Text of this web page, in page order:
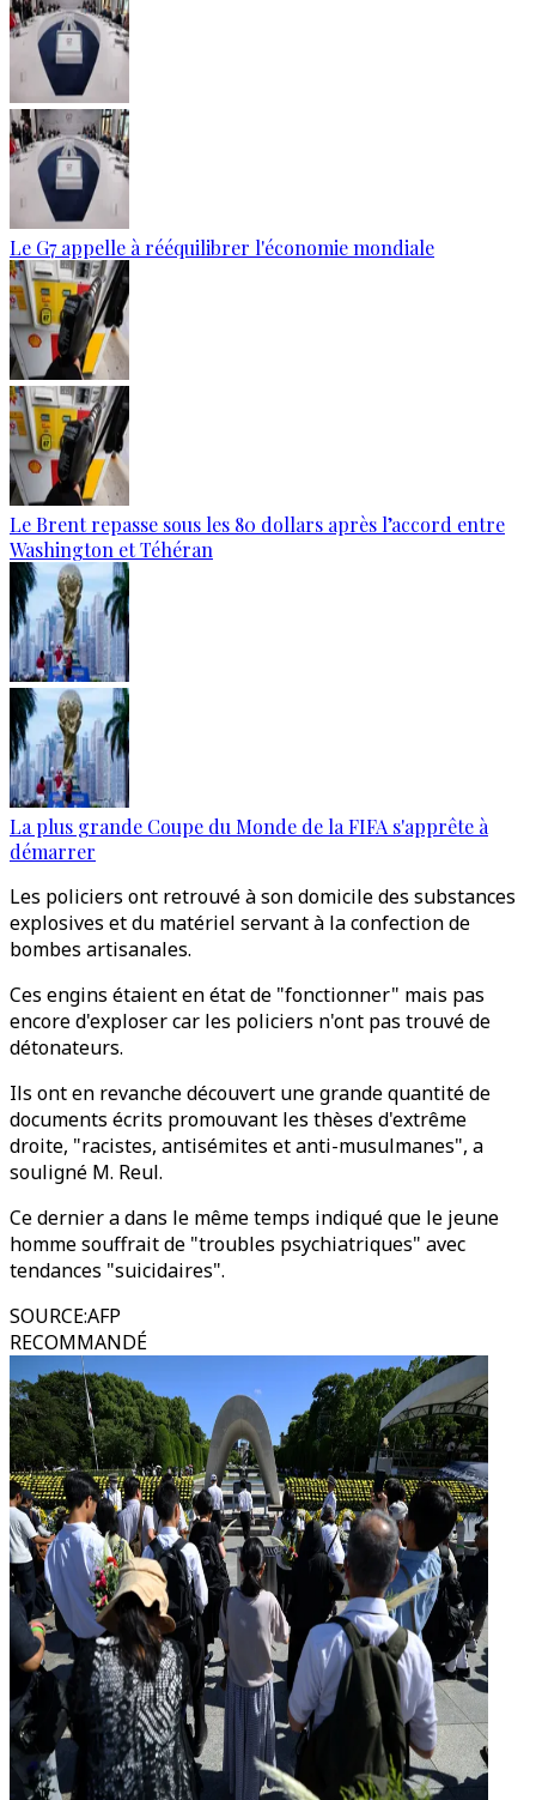
Le G7 appelle à rééquilibrer l'économie mondiale
Le Brent repasse sous les 80 dollars après l’accord entre
Washington et Téhéran
La plus grande Coupe du Monde de la FIFA s'apprête à
démarrer
Les policiers ont retrouvé à son domicile des substances
explosives et du matériel servant à la confection de
bombes artisanales.
Ces engins étaient en état de "fonctionner" mais pas
encore d'exploser car les policiers n'ont pas trouvé de
détonateurs.
Ils ont en revanche découvert une grande quantité de
documents écrits promouvant les thèses d'extrême
droite, "racistes, antisémites et anti-musulmanes", a
souligné M. Reul.
Ce dernier a dans le même temps indiqué que le jeune
homme souffrait de "troubles psychiatriques" avec
tendances "suicidaires".
SOURCE:AFP
RECOMMANDÉ